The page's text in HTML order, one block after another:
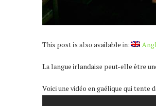
This post is also available in:
La langue irlandaise peut-elle être
Voici une vidéo en gaélique qui tente